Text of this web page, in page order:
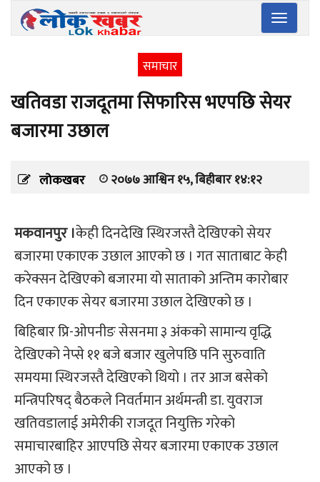
Toggle
समाचार
खतिवडा राजदूतमा सिफारिस भएपछि सेयर
बजारमा उछाल
लोकखबर २०७७ आश्विन १५, बिहीबार १४:१२
मकवानपुर ।केही दिनदेखि स्थिरजस्तै देखिएको सेयर
बजारमा एकाएक उछाल आएको छ । गत साताबाट केही
करेक्सन देखिएको बजारमा यो साताको अन्तिम कारोबार
दिन एकाएक सेयर बजारमा उछाल देखिएको छ ।
बिहिबार प्रि-ओपनीङ सेसनमा ३ अंकको सामान्य वृद्धि
देखिएको नेप्से ११ बजे बजार खुलेपछि पनि सुरुवाति
समयमा स्थिरजस्तै देखिएको थियो । तर आज बसेको
मन्त्रिपरिषद् बैठकले निवर्तमान अर्थमन्त्री डा. युवराज
खतिवडालाई अमेरीकी राजदूत नियुक्ति गरेको
समाचारबाहिर आएपछि सेयर बजारमा एकाएक उछाल
आएको छ ।